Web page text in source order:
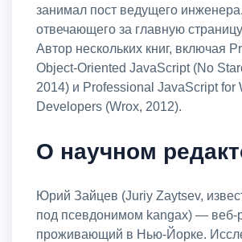
занимал пост ведущего инженера,
отвечающего за главную
Автор нескольких книг, включая
Object-Oriented JavaScript (No
2014) и Professional JavaScript for
Developers (Wrox, 2012).
О научном
Юрий Зайцев (Juriy Zaytsev,
под псевдонимом kangax) — веб-
проживающий в Нью-Йорке.